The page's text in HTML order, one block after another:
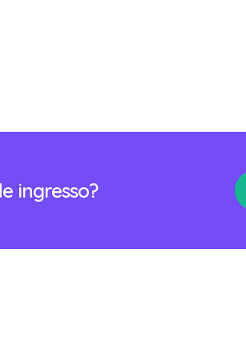
ingresso?